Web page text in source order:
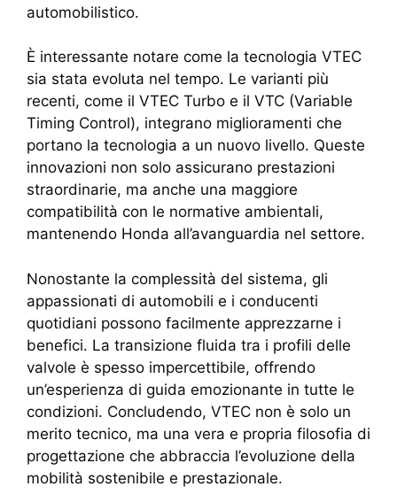
automobilistico.
È interessante notare come la tecnologia VTEC
sia stata evoluta nel tempo. Le varianti più
recenti, come il VTEC Turbo e il VTC (Variable
Timing Control), integrano miglioramenti che
portano la tecnologia a un nuovo livello. Queste
innovazioni non solo assicurano prestazioni
straordinarie, ma anche una maggiore
compatibilità con le normative ambientali,
mantenendo Honda all’avanguardia nel settore.
Nonostante la complessità del sistema, gli
appassionati di automobili e i conducenti
quotidiani possono facilmente apprezzarne i
benefici. La transizione fluida tra i profili delle
valvole è spesso impercettibile, offrendo
un’esperienza di guida emozionante in tutte le
condizioni. Concludendo, VTEC non è solo un
merito tecnico, ma una vera e propria filosofia di
progettazione che abbraccia l’evoluzione della
mobilità sostenibile e prestazionale.